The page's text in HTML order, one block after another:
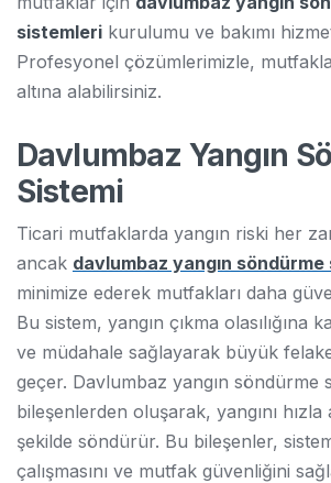
sistemleri kurulumu ve bakımı
Profesyonel çözümlerimizle,
altına alabilirsiniz.
Davlumbaz Yangın
Sistemi
Ticari mutfaklarda yangın riski her
ancak davlumbaz yangın
minimize ederek mutfakları daha
Bu sistem, yangın çıkma olasılığına
ve müdahale sağlayarak büyük
geçer. Davlumbaz yangın söndürme
bileşenlerden oluşarak, yangını
şekilde söndürür. Bu bileşenler,
çalışmasını ve mutfak güvenliğini